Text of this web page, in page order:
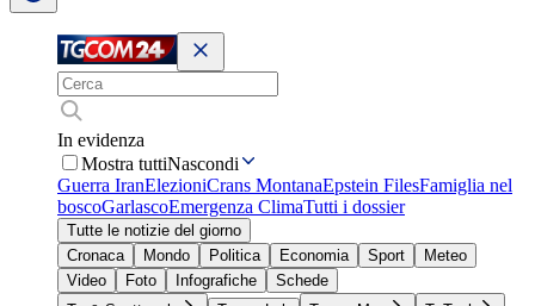
In evidenza
Mostra tuttiNascondi
Guerra IranElezioniCrans MontanaEpstein FilesFamiglia nel
boscoGarlascoEmergenza ClimaTutti i dossier
Tutte le notizie del giorno
Cronaca
Mondo Politica Economia Sport
Meteo
Video
Foto Infografiche
Schede